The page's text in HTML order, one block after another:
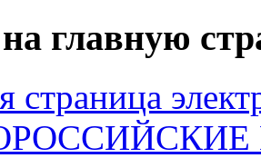
на главную
страница